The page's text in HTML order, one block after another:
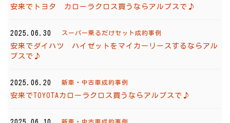
安来でトヨタ カローラクロス買うならアルプスで♪
2025.06.30 スーパー乗るだけセット成約事例
安来でダイハツ ハイゼットをマイカーリースするならアル
プスで♪
2025.06.20 新車・中古車成約事例
安来でTOYOTAカローラクロス買うならアルプスで♪
新車・中古車成約事例